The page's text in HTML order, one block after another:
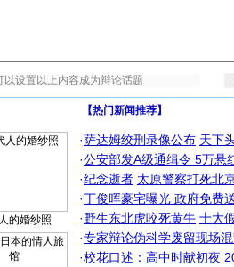
的婚纱照
【热门新闻推荐】
·萨达姆绞刑录像公布 天下
·公安部发A级通缉令 5万悬
·纪念逝者 太原警察打死北
·丁俊晖豪宅曝光 政府免费
·野生东北虎咬死黄牛 十大
·专家辩论伪科学废留现场
·校花口述：高中时献初夜